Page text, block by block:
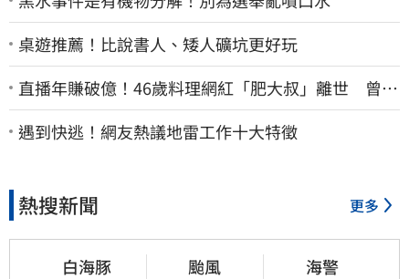
桌遊推薦！比說書人、矮人礦坑更好玩
直播年賺破億！46歲料理網紅「肥大叔」離世 曾連
播17小時辛酸面曝
遇到快逃！網友熱議地雷工作十大特徵
熱搜新聞 更多
白海豚 颱風 海警